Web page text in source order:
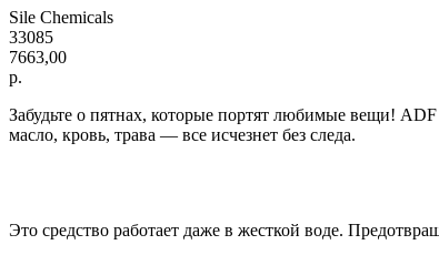
Sile Chemicals
33085
7663,00
р.
Забудьте о пятнах, которые портят любимые вещи!
масло, кровь, трава — все исчезнет без следа.
Это средство работает даже в жесткой воде.